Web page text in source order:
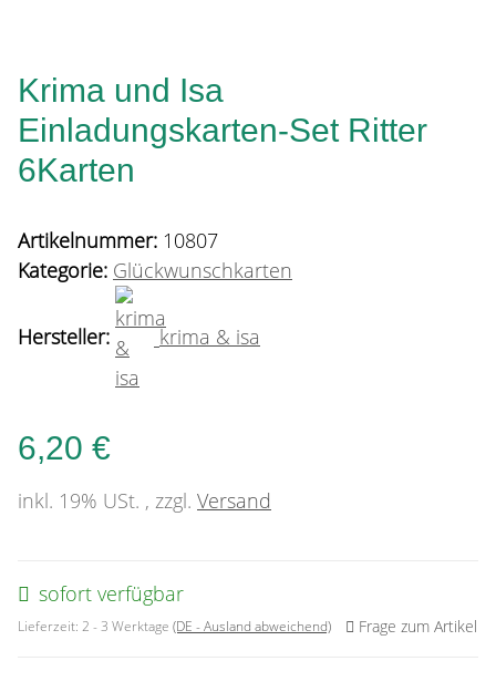
Krima und Isa
Einladungskarten-Set Ritter
6Karten
Artikelnummer: 10807
Kategorie: Glückwunschkarten
Hersteller: krima & isa
6,20 €
inkl. 19% USt. , zzgl. Versand
sofort verfügbar
Lieferzeit: 2 - 3 Werktage (DE - Ausland abweichend) Frage zum Artikel